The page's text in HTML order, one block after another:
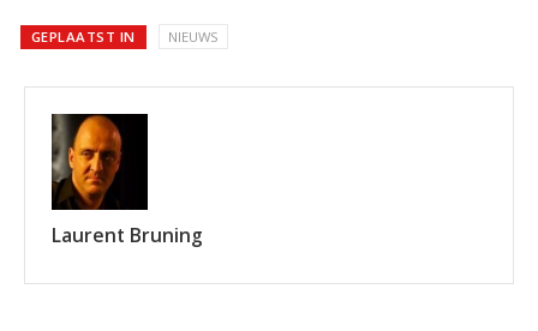
GEPLAATST IN NIEUWS
Laurent Bruning